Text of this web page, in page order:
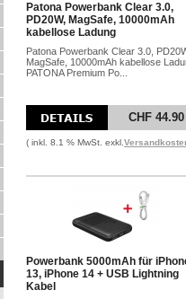
Patona Powerbank Clear 3.0,
PD20W, MagSafe, 10000mAh
kabellose Ladung
Patona Powerbank Clear 3.0,
MagSafe, 10000mAh kabellose
PATONA Premium Po...
CHF 44.90
( inkl. 8.1 % MwSt. exkl.
Powerbank 5000mAh für
13, iPhone 14 + USB Lightning
Kabel